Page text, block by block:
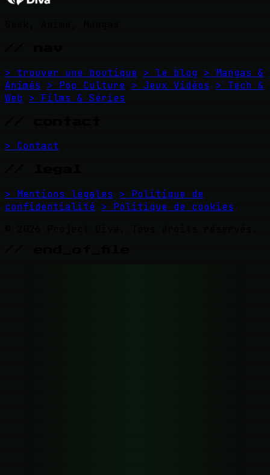
> trouver une boutique > le blog > Mangas &
Animés
> Pop Culture > Jeux Vidéos
> Tech &
Web > Films & Séries
> Contact
> Mentions légales
> Politique de
confidentialité > Politique de cookies